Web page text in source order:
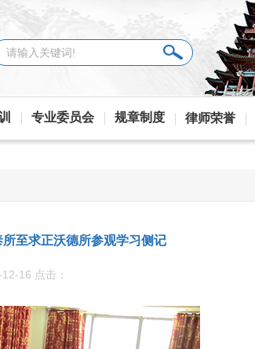
专业委员会 规章制度 律师荣誉
至求正沃德所参观学习侧记
16 点击：